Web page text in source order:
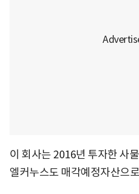
이 회사는 2016년 투자한 사
엘커누스도 매각예정자산으